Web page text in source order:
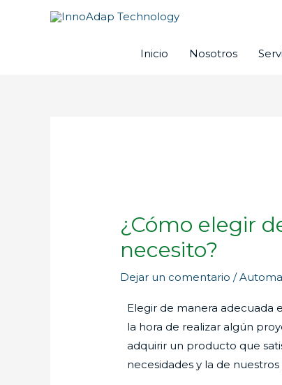
Inicio Nosotros
¿Cómo elegir
necesito?
Dejar un comentario /
Elegir de manera adecuada
la hora de realizar algún
adquirir un producto que
necesidades y la de